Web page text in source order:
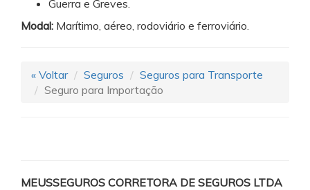
Guerra e Greves.
Modal: Marítimo, aéreo, rodoviário e ferroviário.
« Voltar Seguros
Seguros para Transporte
Seguro para Importação
MEUSSEGUROS CORRETORA DE SEGUROS LTDA